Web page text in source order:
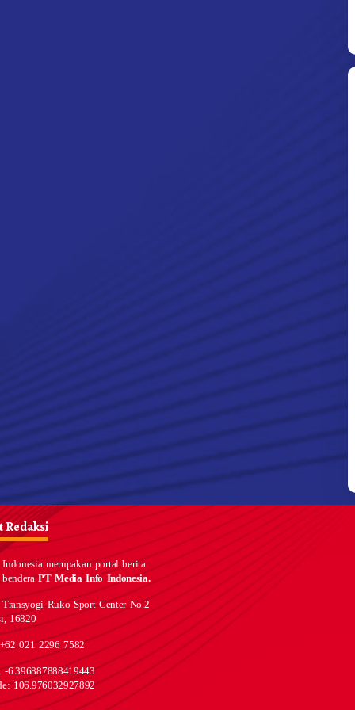
Redaksi
Indonesia merupakan portal berita
benderaPT Media Info Indonesia.
Ruko Sport Center No.2
16820
021 2296 7582
-6.396887888419443
106.976032927892